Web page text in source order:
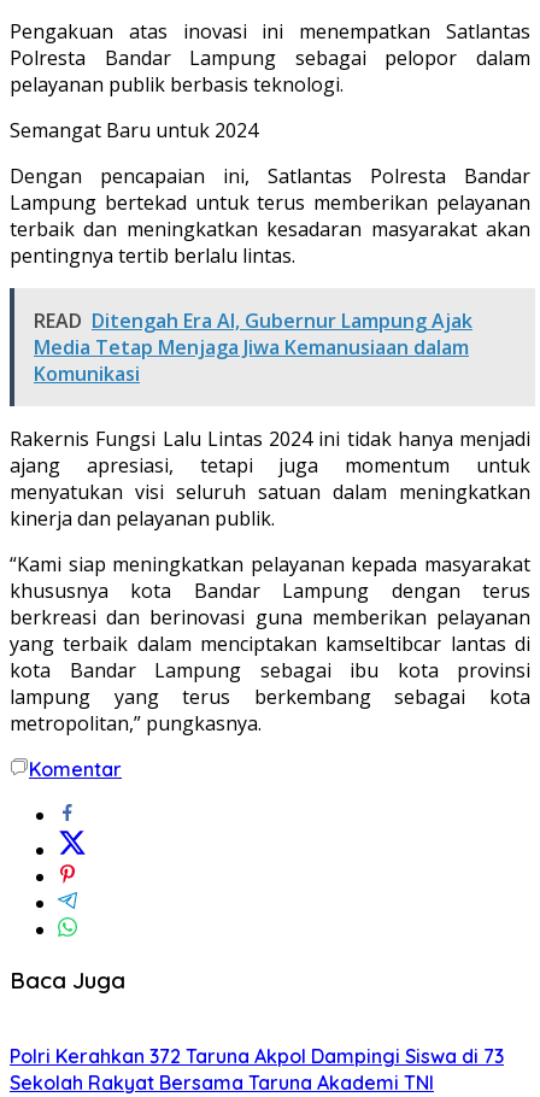
Pengakuan atas inovasi ini menempatkan Satlantas
Polresta Bandar Lampung sebagai pelopor dalam
pelayanan publik berbasis teknologi.
Semangat Baru untuk 2024
Dengan pencapaian ini, Satlantas Polresta Bandar
Lampung bertekad untuk terus memberikan pelayanan
terbaik dan meningkatkan kesadaran masyarakat akan
pentingnya tertib berlalu lintas.
READ Ditengah Era AI, Gubernur Lampung Ajak
Media Tetap Menjaga Jiwa Kemanusiaan dalam
Komunikasi
Rakernis Fungsi Lalu Lintas 2024 ini tidak hanya menjadi
ajang apresiasi, tetapi juga momentum untuk
menyatukan visi seluruh satuan dalam meningkatkan
kinerja dan pelayanan publik.
“Kami siap meningkatkan pelayanan kepada masyarakat
khususnya kota Bandar Lampung dengan terus
berkreasi dan berinovasi guna memberikan pelayanan
yang terbaik dalam menciptakan kamseltibcar lantas di
kota Bandar Lampung sebagai ibu kota provinsi
lampung yang terus berkembang sebagai kota
metropolitan,” pungkasnya.
Komentar
Baca Juga
Polri Kerahkan 372 Taruna Akpol Dampingi Siswa di 73
Sekolah Rakyat Bersama Taruna Akademi TNI